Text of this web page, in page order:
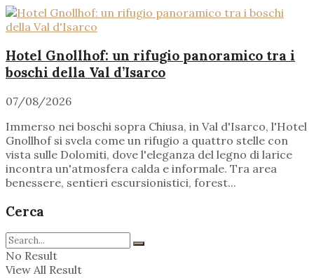
Hotel Gnollhof: un rifugio panoramico tra i
boschi della Val d’Isarco
07/08/2026
Immerso nei boschi sopra Chiusa, in Val d'Isarco, l'Hotel
Gnollhof si svela come un rifugio a quattro stelle con
vista sulle Dolomiti, dove l'eleganza del legno di larice
incontra un'atmosfera calda e informale. Tra area
benessere, sentieri escursionistici, forest...
Cerca
No Result
View All Result